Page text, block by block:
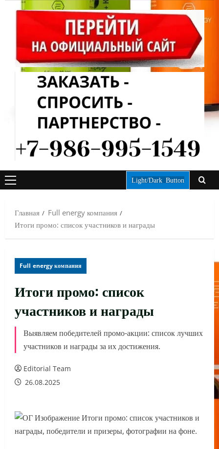
ОСНОВНОЕ
Light/Dark Button
Главная
Full energy компания
Итоги промо: список участников и награды
Full energy компания
Итоги промо: список
участников и награды
Выявляем победителей промо-акции: список лучших
участников и награды за их достижения.
Editorial Team
26.08.2025